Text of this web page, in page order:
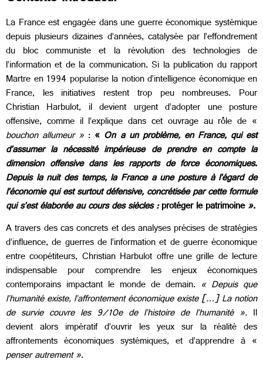
La France est engagée dans une guerre économique systémique
depuis plusieurs dizaines d’années, catalysée par l’effondrement
du bloc communiste et la révolution des technologies de
l’information et de la communication. Si la publication du rapport
Martre en 1994 popularise la notion d’intelligence économique en
France, les initiatives restent trop peu nombreuses. Pour
Christian Harbulot, il devient urgent d’adopter une posture
offensive, comme il l’explique dans cet ouvrage au rôle de «
bouchon allumeur » : « On a un problème, en France, qui est
d’assumer la nécessité impérieuse de prendre en compte la
dimension offensive dans les rapports de force économiques.
Depuis la nuit des temps, la France a une posture à l’égard de
l’économie qui est surtout défensive, concrétisée par cette formule
qui s’est élaborée au cours des siècles :protéger le patrimoine».
A travers des cas concrets et des analyses précises de stratégies
d’influence, de guerres de l’information et de guerre économique
entre coopétiteurs, Christian Harbulot offre une grille de lecture
indispensable pour comprendre les enjeux économiques
contemporains impactant le monde de demain. « Depuis que
l’humanité existe, l’affrontement économique existe […] La notion
de survie couvre les 9/10e de l’histoire de l’humanité ». Il
devient alors impératif d’ouvrir les yeux sur la réalité des
affrontements économiques systémiques, et d’apprendre à «
penser autrement ».